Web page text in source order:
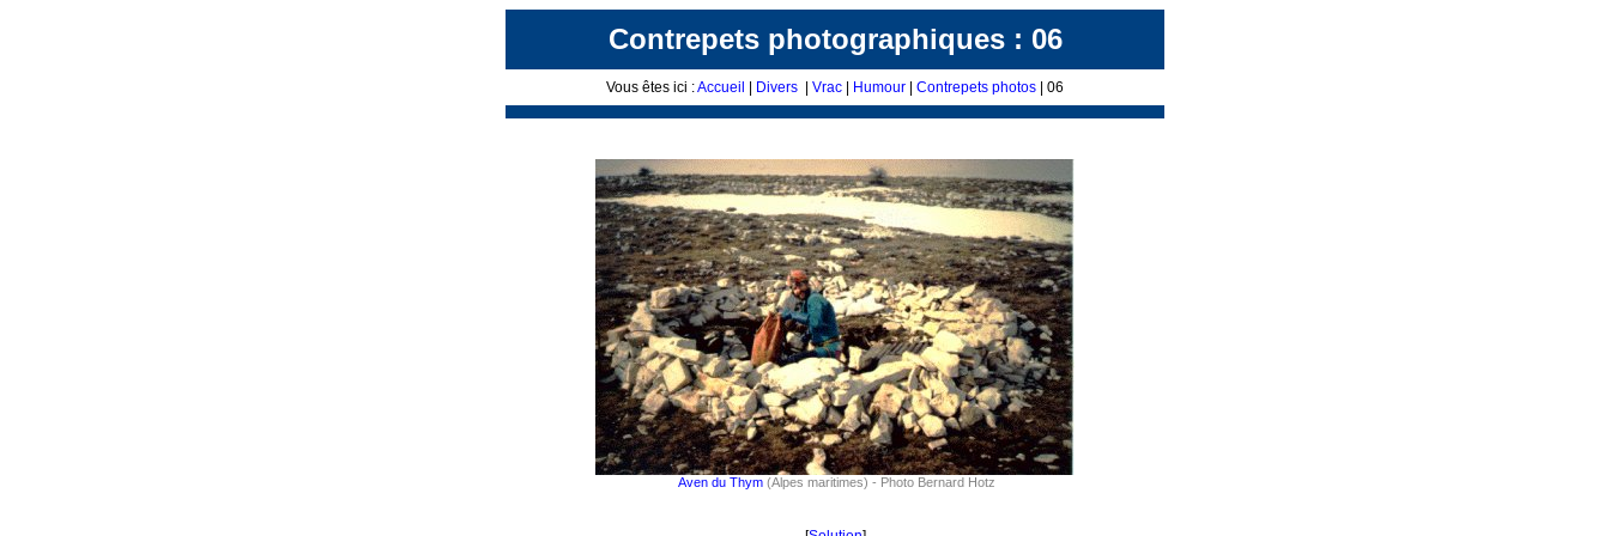
Contrepets photographiques : 06
Vous êtes ici :Accueil Divers Vrac Humour Contrepets photos | 06
Aven du Thym (Alpes maritimes) - Photo Bernard Hotz